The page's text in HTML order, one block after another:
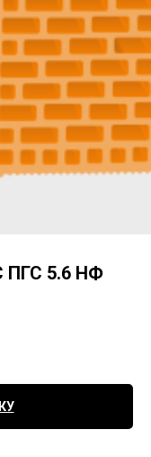
5.6 НФ